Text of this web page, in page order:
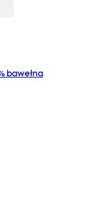
bawełna